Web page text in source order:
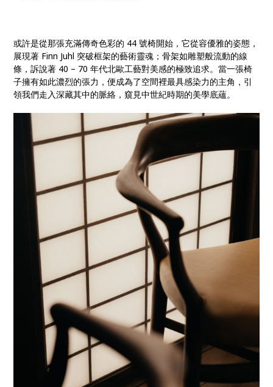
或許是從那張充滿傳奇色彩的 44 號椅開始，它從容優雅的姿態，
展現著 Finn Juhl 突破框架的藝術靈魂；骨架如雕塑般流動的線
條，訴說著 40 – 70 年代北歐工藝對美感的極致追求。當一張椅
子擁有如此濃烈的張力，便成為了空間裡最具感染力的主角，引
領我們走入深藏其中的脈絡，窺見中世紀時期的美學底蘊。